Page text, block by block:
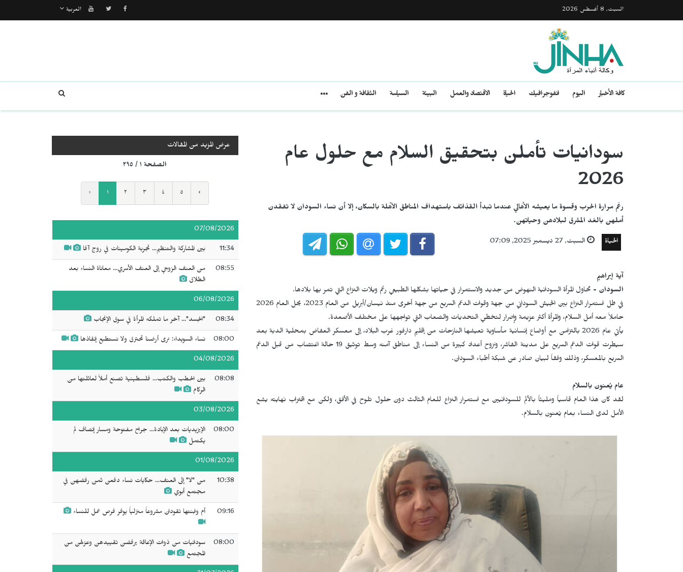
السبت, 8 أغسطس 2026 العربية
كافة الأخبار اليوم انفوجرافيك الحياة الاقتصاد والعمل البيئة السياسة الثقافة و الفن
سودانيات تأملن بتحقيق السلام مع حلول عام
2026
رغم مرارة الحرب وقسوة ما يعيشه الأهالي عندما تبدأ القذائف باستهداف المناطق الآهلة بالسكان، إلا أن نساء السودان لا تفقدن
أملهن بالغد المشرق لبلادهن وحياتهن.
الحياة السبت, 27 ديسمبر 2025, 07:09
آية إبراهيم
السودان - تحاول المرأة السودانية النهوض من جديد والاستمرار في حياتها بشكلها الطبيعي رغم ويلات النزاع التي تمر بها بلادها.
في ظل استمرار النزاع بين الجيش السوداني من جهة وقوات الدعم السريع من جهة أخرى منذ نيسان/أبريل من العام 2023، يحل العام 2026
حاملاً معه أمل السلام، والمرأة أكثر عزيمة وإصرار لتخطي التحديات والصعاب التي تواجهها على مختلف الأصعدة.
يأتي عام 2026 بالتزامن مع أوضاع إنسانية مأساوية تعيشها النازحات من إقليم دارفور غرب البلاد، إلى معسكر العفاض بمحلية الدبة بعد
سيطرت قوات الدعم السريع على مدينة الفاشر، ونزوح أعداد كبيرة من النساء إلى مناطق آمنه وسط توثيق 19 حالة اغتصاب من قبل الدعم
السريع بالمعسكر، وذلك وفقاً لبيان صادر عن شبكة أطباء السودان.
عام يُعنون بالسلام
لقد كان هذا العام قاسياً ومليئاً بالألم للسودانيين مع استمرار النزاع للعام الثالث دون حلول تلوح في الأفق، ولكن مع اقتراب نهايته يشع
الأمل لدى النساء بعام يُعنون بالسلام.
عرض المزيد من المقالات
الصفحة ١ / ٢٩٥
‹ ١ ٢ ٣ ٤ ٥ ›
07/08/2026
11:34 بين المشاركة والتنظيم... تجربة الكومينات في روج آفا
08:55
من العنف الزوجي إلى العنف الأسري... معاناة النساء بعد
الطلاق
06/08/2026
08:34 "الجسد"... آخر ما تملكه المرأة في سوق الإنجاب
08:00 نساء السويداء: نرى أرضنا تحترق ولا نستطيع إنقاذها
04/08/2026
08:08
بين الحطب والكتب... فلسطينية تصنع أملاً لعائلتها من
الركام
03/08/2026
08:00
الإيزيديات بعد الإبادة... جراح مفتوحة ومسار إنصاف لم
يكتمل
01/08/2026
10:38
من "لا" إلى العنف... حكايات نساء دفعن ثمن رفضهن في
مجتمع أبوي
09:16 أم وابنتها تقودان مشروعاً منزلياً يوفر فرص عمل للنساء
08:00
سودانيات من ذوات الإعاقة يرفضن تقييدهن وعزلهن من
المجتمع